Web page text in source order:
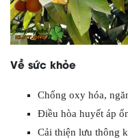
Về sức khỏe
Chống oxy hóa,
Điều hòa huyết áp
Cải thiện lưu thông